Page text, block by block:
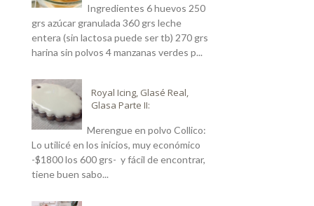
Ingredientes 6 huevos 250
grs azúcar granulada 360 grs leche
entera (sin lactosa puede ser tb) 270 grs
harina sin polvos 4 manzanas verdes p...
Royal Icing, Glasé Real,
Glasa Parte II:
Merengue en polvo Collico:
Lo utilicé en los inicios, muy económico
-$1800 los 600 grs- y fácil de encontrar,
tiene buen sabo...